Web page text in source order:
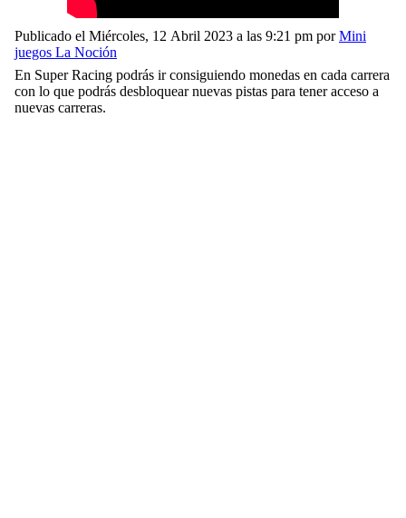
Publicado el Miércoles, 12 Abril 2023 a las 9:21 pm por Mini
juegos La Noción
En Super Racing podrás ir consiguiendo monedas en cada carrera
con lo que podrás desbloquear nuevas pistas para tener acceso a
nuevas carreras.